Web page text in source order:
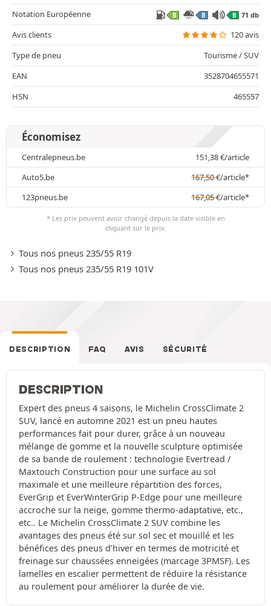
Notation Européenne
B B B 71 db
Avis clients
120 avis
Type de pneu
Tourisme / SUV
EAN
3528704655571
HSN
465557
Économisez
Centralepneus.be 151,38€/article
Auto5.be
167,50€/article*
123pneus.be
167,05€/article*
* Les prix peuvent avoir changé depuis la date visible en
cliquant sur le prix.
Tous nos pneus 235/55 R19
Tous nos pneus 235/55 R19 101V
DESCRIPTION FAQ AVIS SÉCURITÉ
DESCRIPTION
Expert des pneus 4 saisons, le Michelin CrossClimate 2
SUV, lancé en automne 2021 est un pneu hautes
performances fait pour durer, grâce à un nouveau
mélange de gomme et la nouvelle sculpture optimisée
de sa bande de roulement : technologie Evertread /
Maxtouch Construction pour une surface au sol
maximale et une meilleure répartition des forces,
EverGrip et EverWinterGrip P-Edge pour une meilleure
accroche sur la neige, gomme thermo-adaptative, etc.,
etc.. Le Michelin CrossClimate 2 SUV combine les
avantages des pneus été sur sol sec et mouillé et les
bénéfices des pneus d’hiver en termes de motricité et
freinage sur chaussées enneigées (marcage 3PMSF). Les
lamelles en escalier permettent de réduire la résistance
au roulement pour améliorer la durée de vie.